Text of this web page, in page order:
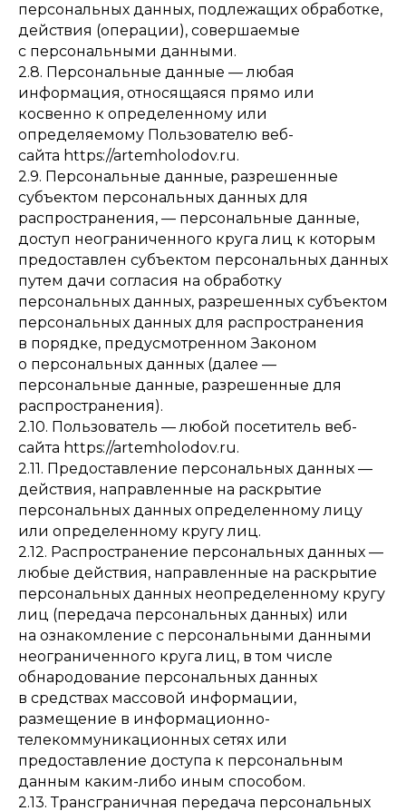
персональных данных, подлежащих обработке,
действия (операции), совершаемые
с персональными данными.
2.8. Персональные данные — любая
информация, относящаяся прямо или
косвенно к определенному или
определяемому Пользователю веб-
сайта https://artemholodov.ru.
2.9. Персональные данные, разрешенные
субъектом персональных данных для
распространения, — персональные данные,
доступ неограниченного круга лиц к которым
предоставлен субъектом персональных данных
путем дачи согласия на обработку
персональных данных, разрешенных субъектом
персональных данных для распространения
в порядке, предусмотренном Законом
о персональных данных (далее —
персональные данные, разрешенные для
распространения).
2.10. Пользователь — любой посетитель веб-
сайта https://artemholodov.ru.
2.11. Предоставление персональных данных —
действия, направленные на раскрытие
персональных данных определенному лицу
или определенному кругу лиц.
2.12. Распространение персональных данных —
любые действия, направленные на раскрытие
персональных данных неопределенному кругу
лиц (передача персональных данных) или
на ознакомление с персональными данными
неограниченного круга лиц, в том числе
обнародование персональных данных
в средствах массовой информации,
размещение в информационно-
телекоммуникационных сетях или
предоставление доступа к персональным
данным каким-либо иным способом.
2.13. Трансграничная передача персональных